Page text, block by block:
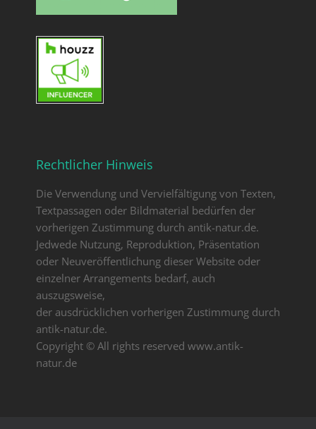
Rechtlicher Hinweis
Die Verwendung und Vervielfältigung von Texten,
Textpassagen oder Bildmaterial bedürfen der
vorherigen Zustimmung durch antik-natur.de.
Jedwede Nutzung, Reproduktion, Präsentation
oder Neuveröffentlichung dieser Website oder
einzelner Arrangements bedarf, auch
auszugsweise,
der ausdrücklichen vorherigen Zustimmung durch
antik-natur.de.
Copyright © All rights reserved www.antik-
natur.de